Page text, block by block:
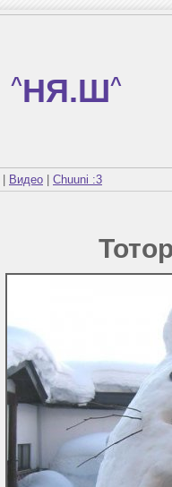
^НЯ.Ш^
Видео Chuuni :3